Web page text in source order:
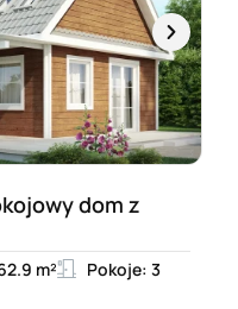
dom z
m²
Pokoje: 3